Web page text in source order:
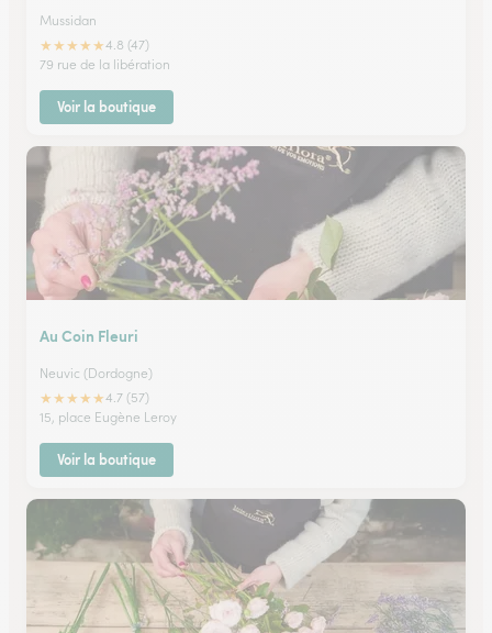
Mussidan
★★★★★4.8 (47)
79 rue de la libération
Voir la boutique
Au Coin Fleuri
Neuvic (Dordogne)
★★★★★4.7 (57)
15, place Eugène Leroy
Voir la boutique